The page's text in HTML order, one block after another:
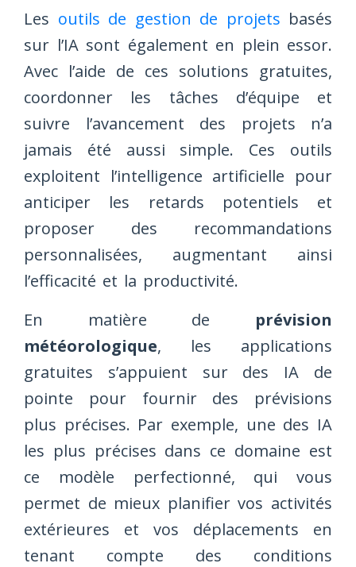
Les outils de gestion de projets basés
sur l’IA sont également en plein essor.
Avec l’aide de ces solutions gratuites,
coordonner les tâches d’équipe et
suivre l’avancement des projets n’a
jamais été aussi simple. Ces outils
exploitent l’intelligence artificielle pour
anticiper les retards potentiels et
proposer des recommandations
personnalisées, augmentant ainsi
l’efficacité et la productivité.
En matière de prévision
météorologique, les applications
gratuites s’appuient sur des IA de
pointe pour fournir des prévisions
plus précises. Par exemple, une des IA
les plus précises dans ce domaine est
ce modèle perfectionné, qui vous
permet de mieux planifier vos activités
extérieures et vos déplacements en
tenant compte des conditions